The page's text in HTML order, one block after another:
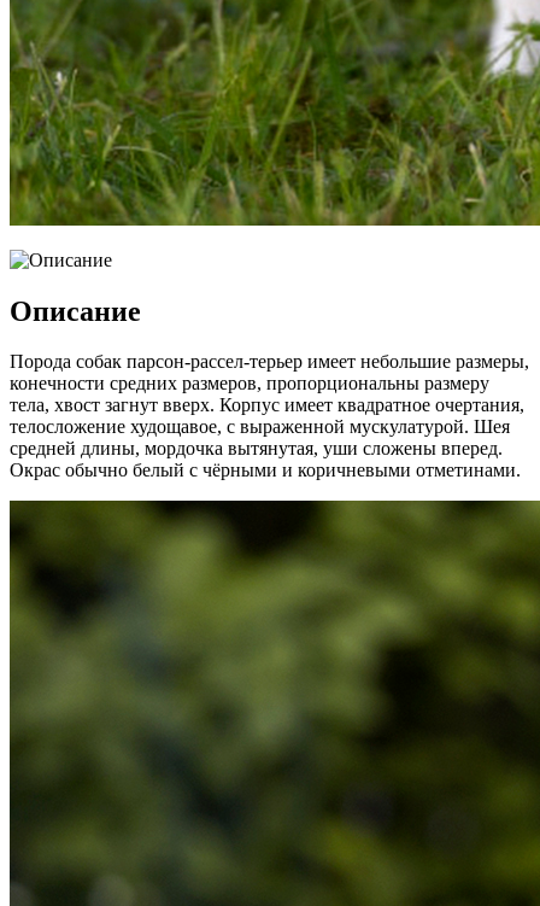
Описание
Порода собак парсон-рассел-терьер имеет небольшие размеры,
конечности средних размеров, пропорциональны размеру
тела, хвост загнут вверх. Корпус имеет квадратное очертания,
телосложение худощавое, с выраженной мускулатурой. Шея
средней длины, мордочка вытянутая, уши сложены вперед.
Окрас обычно белый с чёрными и коричневыми отметинами.